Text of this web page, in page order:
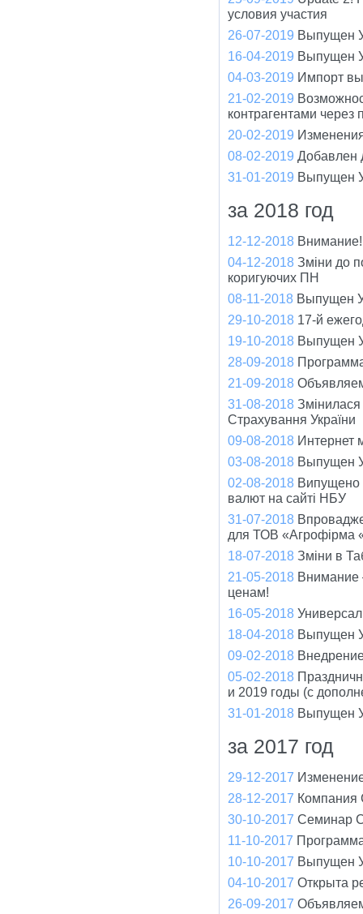
условия участия
26-07-2019 Выпущен
16-04-2019 Выпущен
04-03-2019 Импорт
21-02-2019
контрагентами через
20-02-2019
08-02-2019 Добавлен
31-01-2019 Выпущен
за 2018 год
12-12-2018 Внимание!
04-12-2018 Зміни до
коригуючих ПН
08-11-2018 Выпущен
29-10-2018 17-й
19-10-2018 Выпущен
28-09-2018
21-09-2018
31-08-2018
Страхування України
09-08-2018 Интернет
03-08-2018 Выпущен
02-08-2018 Випущено
валют на сайті НБУ
31-07-2018
для ТОВ «Агрофірма
18-07-2018 Зміни в
21-05-2018 Внимание
ценам!
16-05-2018
18-04-2018 Выпущен
09-02-2018
05-02-2018
и 2019 годы (с
31-01-2018 Выпущен
за 2017 год
29-12-2017
28-12-2017 Компания
30-10-2017 Cеминар
11-10-2017
10-10-2017 Выпущен
04-10-2017 Открыта
26-09-2017